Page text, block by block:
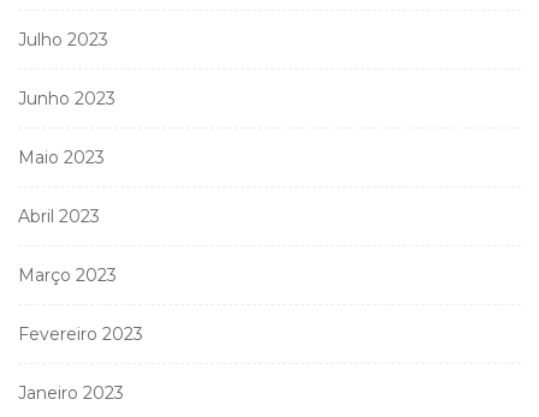
Julho 2023
Junho 2023
Maio 2023
Abril 2023
Março 2023
Fevereiro 2023
Janeiro 2023